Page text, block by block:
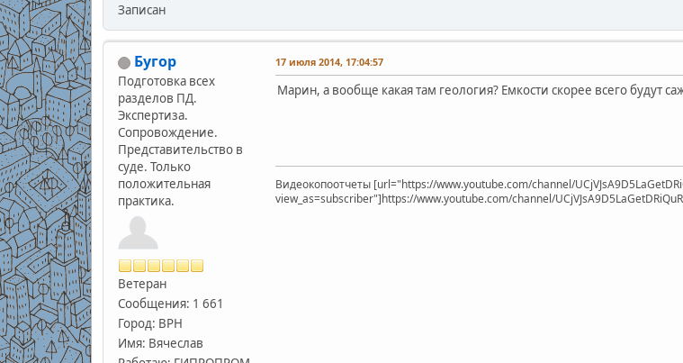
Записан
Бугор
Подготовка всех
разделов ПД.
Экспертиза.
Сопровождение.
Представительство в
суде. Только
положительная
практика.
Ветеран
Сообщения: 1 661
Город: ВРН
Имя: Вячеслав
17 июля 2014, 17:04:57
Марин, а вообще какая там геология? Емкости скорее всего будут
Видеокопоотчеты [url="https://www.youtube.com/channel/
view_as=subscriber"]https://www.youtube.com/channel/